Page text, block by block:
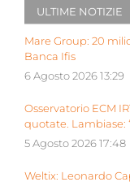
ULTIME NOTIZIE
Mare Group: 20
Banca Ifis
6 Agosto 2026 13:29
Osservatorio ECM
quotate. Lambiase:
5 Agosto 2026 17:48
Weltix: Leonardo